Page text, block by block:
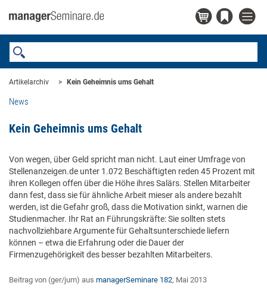
Artikelarchiv Kein Geheimnis ums Gehalt
News
Kein Geheimnis ums Gehalt
Von wegen, über Geld spricht man nicht. Laut einer Umfrage von
Stellenanzeigen.de unter 1.072 Beschäftigten reden 45 Prozent mit
ihren Kollegen offen über die Höhe ihres Salärs. Stellen Mitarbeiter
dann fest, dass sie für ähnliche Arbeit mieser als andere bezahlt
werden, ist die Gefahr groß, dass die Motivation sinkt, warnen die
Studienmacher. Ihr Rat an Führungskräfte: Sie sollten stets
nachvollziehbare Argumente für Gehaltsunterschiede liefern
können – etwa die Erfahrung oder die Dauer der
Firmenzugehörigkeit des besser bezahlten Mitarbeiters.
Beitrag von (ger/jum) aus managerSeminare 182, Mai 2013